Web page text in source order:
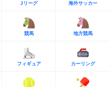
Jリーグ 海外サッカー
競馬 地方競馬
フィギュア カーリング